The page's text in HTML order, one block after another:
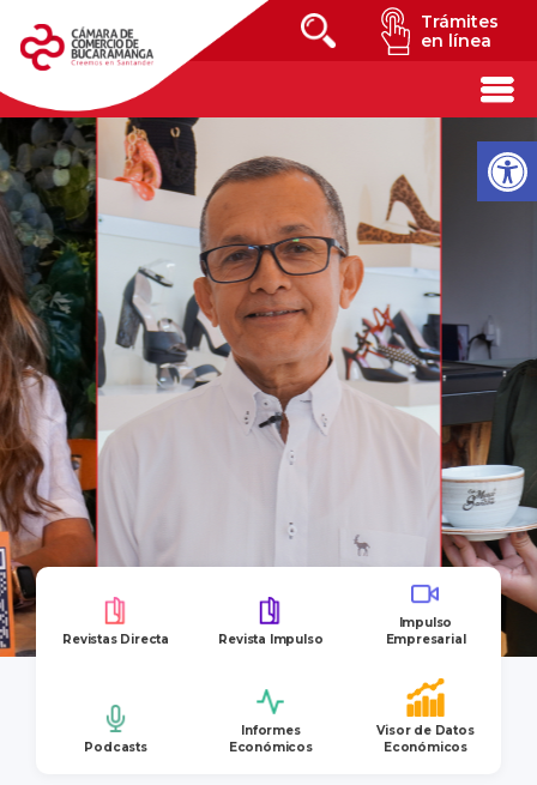
Trámites
en línea
Revistas Directa Revista Impulso
Impulso
Empresarial
Podcasts
Informes
Económicos
Visor de Datos
Económicos